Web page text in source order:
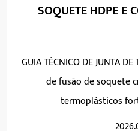
SOQUETE HDPE E
GUIA TÉCNICO DE JUNTA
de fusão de soquete
termoplásticos